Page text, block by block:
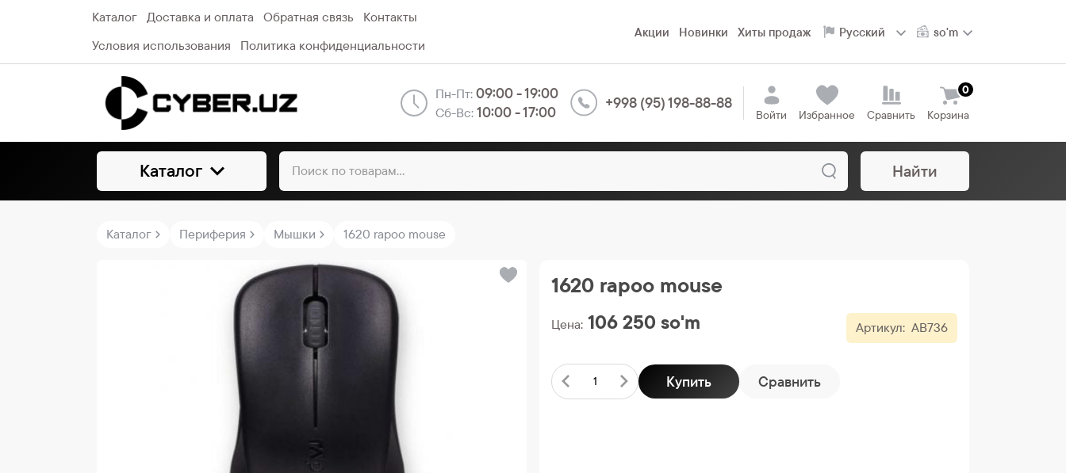
Каталог Доставка и оплата Обратная связь
Контакты
Условия использования
Политика конфиденциальности
Акции Новинки Хиты продаж
Пн-Пт:09:00 - 19:00
Сб-Вс:10:00 - 17:00
+998 (95) 198-88-88
Войти Избранное Сравнить Корзина
0
Каталог Найти
Каталог Периферия Мышки 1620 rapoo mouse
1620 rapoo mouse
Артикул: AB736
Цена: 106 250 so'm
Купить Сравнить